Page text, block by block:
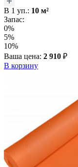
В 1 уп.: 10 м²
Запас:
0%
5%
10%
Ваша цена: 2 910 ₽
В корзину